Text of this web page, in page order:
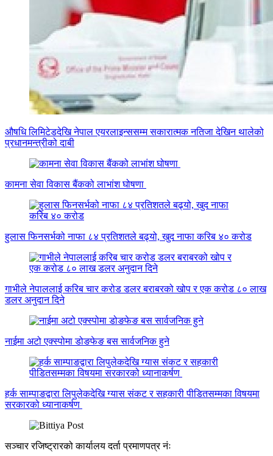
औषधि लिमिटेडदेखि नेपाल एयरलाइन्ससम्म सकारात्मक नतिजा देखिन थालेको
प्रधानमन्त्रीको दाबी
कामना सेवा विकास बैंकको लाभांश घोषणा
हुलास फिनसर्भको नाफा ८४ प्रतिशतले बढ्यो, खुद नाफा करिब ४० करोड
गाभीले नेपाललाई करिब चार करोड डलर बराबरको खोप र एक करोड ८० लाख
डलर अनुदान दिने
नाईमा अटो एक्स्पोमा डोङफेङ बस सार्वजनिक हुने
हर्क साम्पाङद्वारा लिपुलेकदेखि ग्यास संकट र सहकारी पीडितसम्मका विषयमा
सरकारको ध्यानाकर्षण
सञ्चार रजिष्ट्रारको कार्यालय दर्ता प्रमाणपत्र नंः